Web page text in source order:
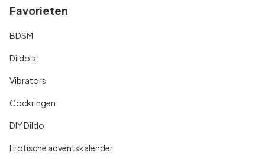
Favorieten
BDSM
Dildo's
Vibrators
Cockringen
DIY Dildo
Erotische adventskalender